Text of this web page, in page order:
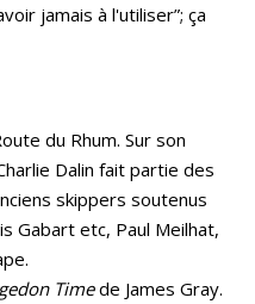
jamais à l'utiliser”; ça
du Rhum. Sur son
Dalin fait partie des
skippers soutenus
Gabart etc, Paul Meilhat,
Timede James Gray.